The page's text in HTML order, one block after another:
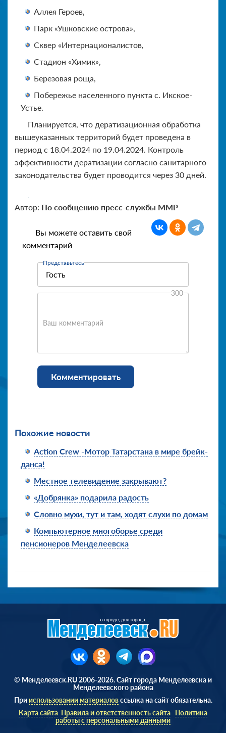
Аллея Героев,
Парк «Ушковские острова»,
Сквер «Интернационалистов,
Стадион «Химик»,
Березовая роща,
Побережье населенного пункта с. Икское-
Устье.
Планируется, что дератизационная обработка
вышеуказанных территорий будет проведена в
период с 18.04.2024 по 19.04.2024. Контроль
эффективности дератизации согласно санитарного
законодательства будет проводится через 30 дней.
Автор: По сообщению пресс-службы ММР
Вы можете оставить свой
комментарий
Представьтесь
Ваш комментарий
300
Комментировать
Похожие новости
Action Crew -Мотор Татарстана в мире брейк-
данса!
Местное телевидение закрывают?
«Добрянка» подарила радость
Словно мухи, тут и там, ходят слухи по домам
Компьютерное многоборье среди
пенсионеров Менделеевска
© Менделеевск.RU 2006-2026. Сайт города Менделеевска и
Менделеевского района
Прииспользовании материаловссылка на сайт обязательна.
Карта сайта Правила и ответственность сайта Политика
работы с персональными данными